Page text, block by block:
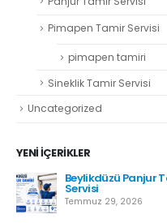
Pimapen Tamir Servisi
pimapen tamiri
Sineklik Tamir Servisi
Uncategorized
YENI İÇERIKLER
Beylikdüzü Panjur
Servisi
Temmuz 29, 2026